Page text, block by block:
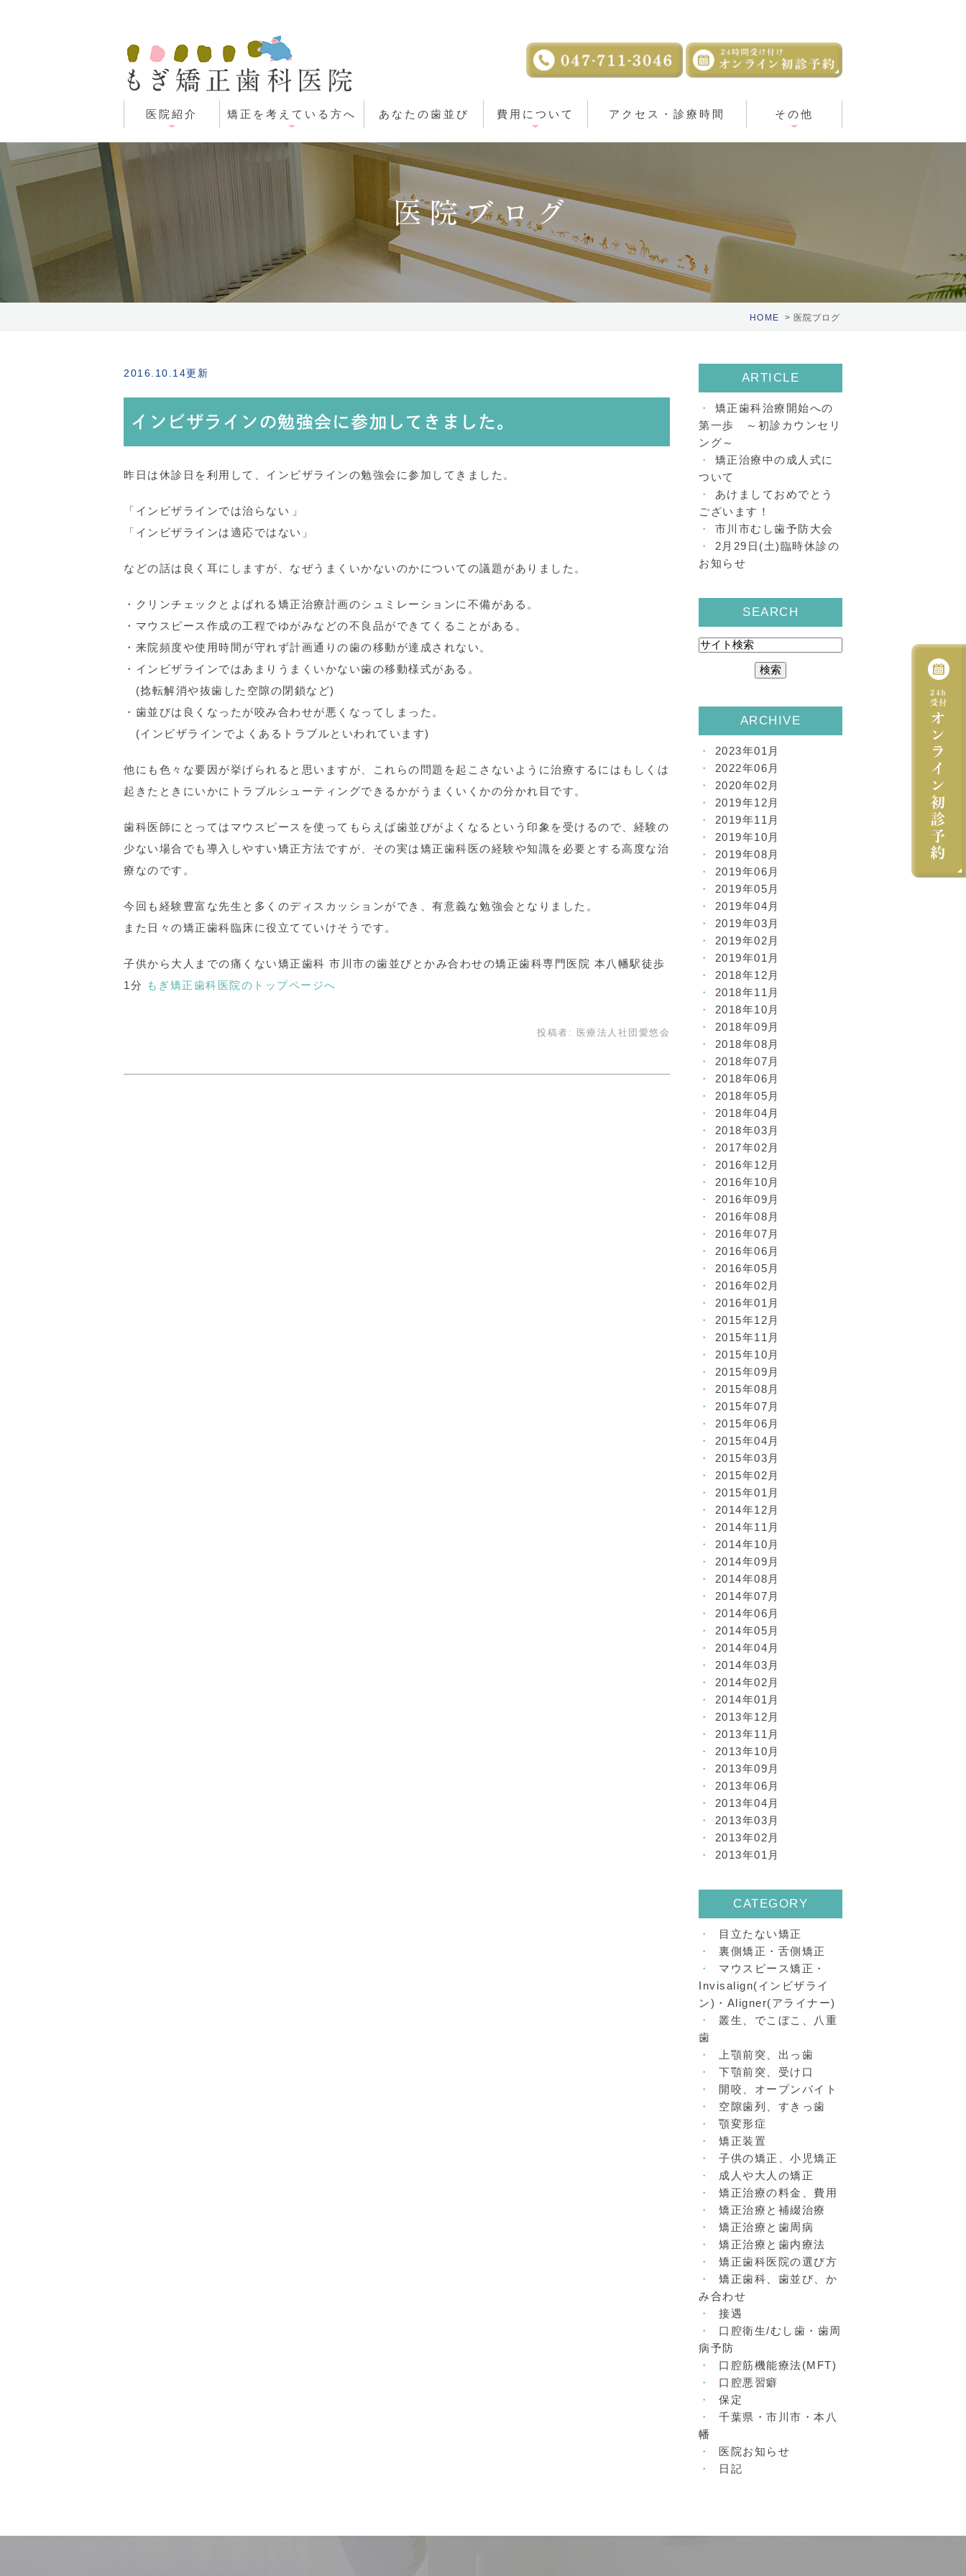
医院紹介 矯正を考えている方へ あなたの歯並び 費用について アクセス・診療時間 その他
医院ブログ
HOME 医院ブログ
2016.10.14更新
インビザラインの勉強会に参加してきました。
昨日は休診日を利用して、インビザラインの勉強会に参加してきました。
「インビザラインでは治らない」
「インビザラインは適応ではない」
などの話は良く耳にしますが、なぜうまくいかないのかについての議題がありました。
・クリンチェックとよばれる矯正治療計画のシュミレーションに不備がある。
・マウスピース作成の工程でゆがみなどの不良品ができてくることがある。
・来院頻度や使用時間が守れず計画通りの歯の移動が達成されない。
・インビザラインではあまりうまくいかない歯の移動様式がある。
(捻転解消や抜歯した空隙の閉鎖など)
・歯並びは良くなったが咬み合わせが悪くなってしまった。
(インビザラインでよくあるトラブルといわれています)
他にも色々な要因が挙げられると思いますが、これらの問題を起こさないように治療するにはもしくは
起きたときにいかにトラブルシューティングできるかがうまくいくかの分かれ目です。
歯科医師にとってはマウスピースを使ってもらえば歯並びがよくなるという印象を受けるので、経験の
少ない場合でも導入しやすい矯正方法ですが、その実は矯正歯科医の経験や知識を必要とする高度な治
療なのです。
今回も経験豊富な先生と多くのディスカッションができ、有意義な勉強会となりました。
また日々の矯正歯科臨床に役立てていけそうです。
子供から大人までの痛くない矯正歯科 市川市の歯並びとかみ合わせの矯正歯科専門医院 本八幡駅徒歩
1分
もぎ矯正歯科医院のトップページへ
投稿者: 医療法人社団愛悠会
ARTICLE
矯正歯科治療開始への
第一歩 ～初診カウンセリ
ング～
矯正治療中の成人式に
ついて
あけましておめでとう
ございます！
市川市むし歯予防大会
2月29日(土)臨時休診の
お知らせ
SEARCH
ARCHIVE
2023年01月
2022年06月
2020年02月
2019年12月
2019年11月
2019年10月
2019年08月
2019年06月
2019年05月
2019年04月
2019年03月
2019年02月
2019年01月
2018年12月
2018年11月
2018年10月
2018年09月
2018年08月
2018年07月
2018年06月
2018年05月
2018年04月
2018年03月
2017年02月
2016年12月
2016年10月
2016年09月
2016年08月
2016年07月
2016年06月
2016年05月
2016年02月
2016年01月
2015年12月
2015年11月
2015年10月
2015年09月
2015年08月
2015年07月
2015年06月
2015年04月
2015年03月
2015年02月
2015年01月
2014年12月
2014年11月
2014年10月
2014年09月
2014年08月
2014年07月
2014年06月
2014年05月
2014年04月
2014年03月
2014年02月
2014年01月
2013年12月
2013年11月
2013年10月
2013年09月
2013年06月
2013年04月
2013年03月
2013年02月
2013年01月
CATEGORY
目立たない矯正
裏側矯正・舌側矯正
マウスピース矯正・
Invisalign(インビザライ
ン)・Aligner(アライナー)
叢生、でこぼこ、八重
歯
上顎前突、出っ歯
下顎前突、受け口
開咬、オープンバイト
空隙歯列、すきっ歯
顎変形症
矯正装置
子供の矯正、小児矯正
成人や大人の矯正
矯正治療の料金、費用
矯正治療と補綴治療
矯正治療と歯周病
矯正治療と歯内療法
矯正歯科医院の選び方
矯正歯科、歯並び、か
み合わせ
接遇
口腔衛生/むし歯・歯周
病予防
口腔筋機能療法(MFT)
口腔悪習癖
保定
千葉県・市川市・本八
幡
医院お知らせ
日記